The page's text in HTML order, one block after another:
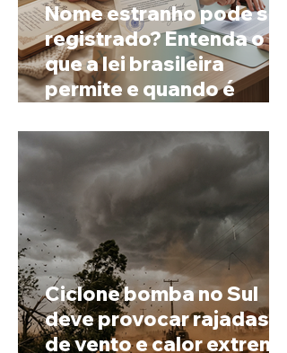
Nome estranho pode ser
registrado? Entenda o
que a lei brasileira
permite e quando é
prenome
Ciclone bomba no Sul
deve provocar rajadas
de vento e calor extremo